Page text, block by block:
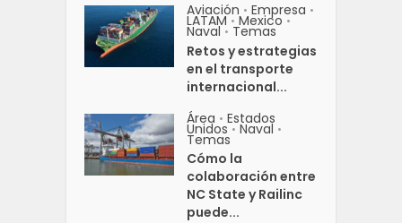
Aviación • Empresa •
LATAM • Mexico •
Naval • Temas
Retos y estrategias
en el transporte
internacional...
Área • Estados
Unidos • Naval •
Temas
Cómo la
colaboración entre
NC State y Railinc
puede...